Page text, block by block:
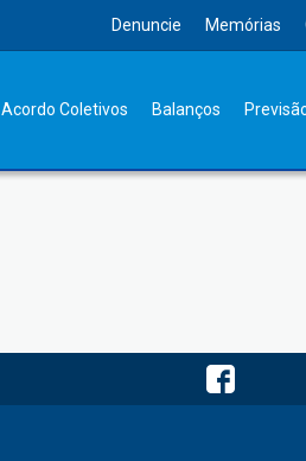
Denuncie Memórias
Acordo Coletivos Balanços